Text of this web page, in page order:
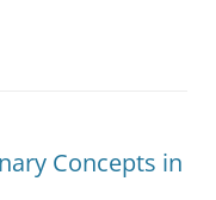
Concepts in